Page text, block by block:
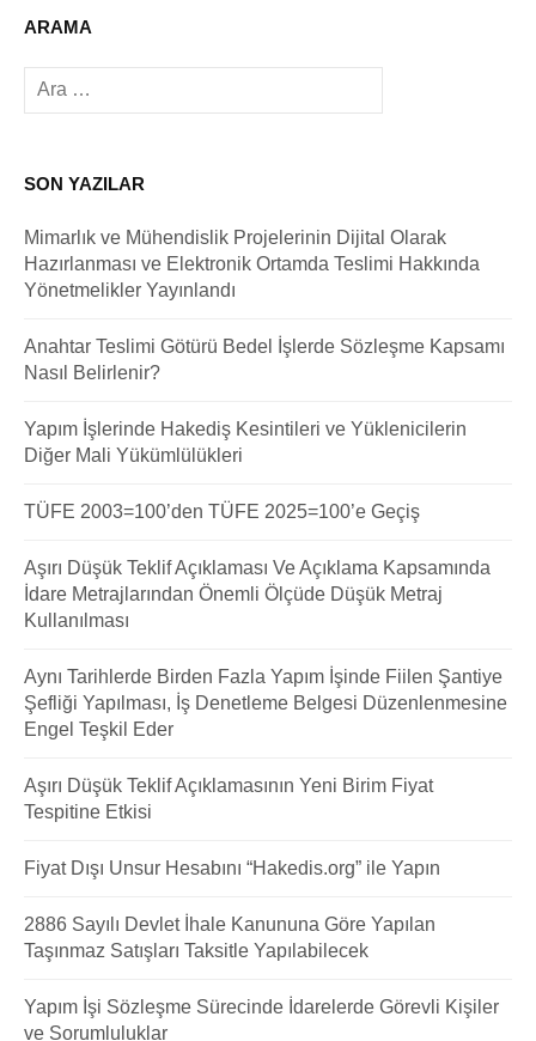
ARAMA
Arama:
SON YAZILAR
Mimarlık ve Mühendislik Projelerinin Dijital Olarak
Hazırlanması ve Elektronik Ortamda Teslimi Hakkında
Yönetmelikler Yayınlandı
Anahtar Teslimi Götürü Bedel İşlerde Sözleşme Kapsamı
Nasıl Belirlenir?
Yapım İşlerinde Hakediş Kesintileri ve Yüklenicilerin
Diğer Mali Yükümlülükleri
TÜFE 2003=100’den TÜFE 2025=100’e Geçiş
Aşırı Düşük Teklif Açıklaması Ve Açıklama Kapsamında
İdare Metrajlarından Önemli Ölçüde Düşük Metraj
Kullanılması
Aynı Tarihlerde Birden Fazla Yapım İşinde Fiilen Şantiye
Şefliği Yapılması, İş Denetleme Belgesi Düzenlenmesine
Engel Teşkil Eder
Aşırı Düşük Teklif Açıklamasının Yeni Birim Fiyat
Tespitine Etkisi
Fiyat Dışı Unsur Hesabını “Hakedis.org” ile Yapın
2886 Sayılı Devlet İhale Kanununa Göre Yapılan
Taşınmaz Satışları Taksitle Yapılabilecek
Yapım İşi Sözleşme Sürecinde İdarelerde Görevli Kişiler
ve Sorumluluklar